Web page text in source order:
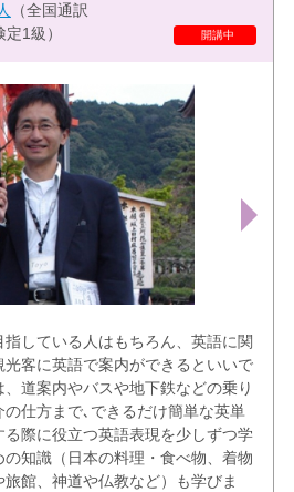
特選講座
開講中
（全国通訳
1級）
している人はもちろん、英語に関
客に英語で案内ができるといいで
道案内やバスや地下鉄などの乗り
仕方まで､できるだけ簡単な英単
際に役立つ英語表現を少しずつ学
知識（日本の料理・食べ物、着物
館、神道や仏教など）も学びま